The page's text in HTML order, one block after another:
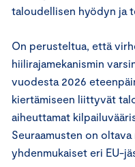
taloudellisen hyödyn ja
On perusteltua, että
hiilirajamekanismin
vuodesta 2026
kiertämiseen liittyvät
aiheuttamat
Seuraamusten on
yhdenmukaiset eri EU-